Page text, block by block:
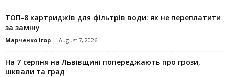
ТОП-8 картриджів для фільтрів води: як не переплатити
за заміну
Марченко Ігор - August 7, 2026
На 7 серпня на Львівщині попереджають про грози,
шквали та град